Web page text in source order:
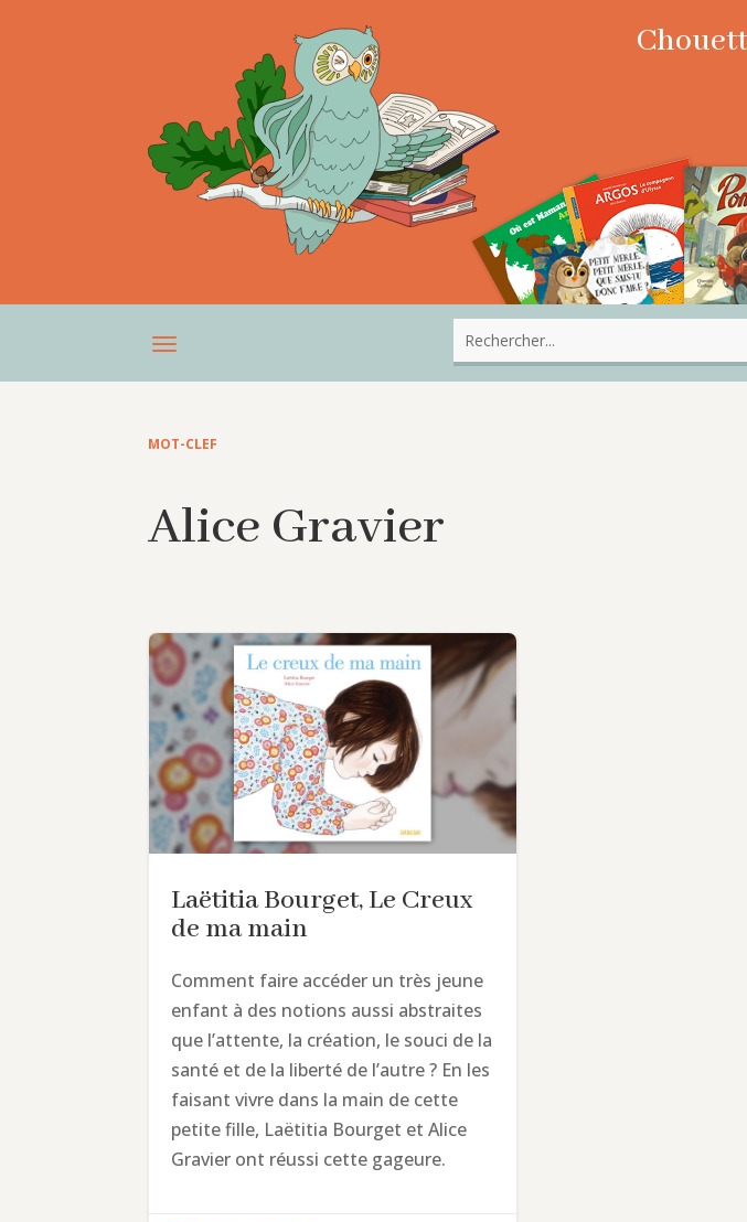
MOT-CLEF
Alice Gravier
Laëtitia Bourget, Le Creux
de ma main
Comment faire accéder un très jeune
enfant à des notions aussi abstraites
que l’attente, la création, le souci de la
santé et de la liberté de l’autre ? En les
faisant vivre dans la main de cette
petite fille, Laëtitia Bourget et Alice
Gravier ont réussi cette gageure.